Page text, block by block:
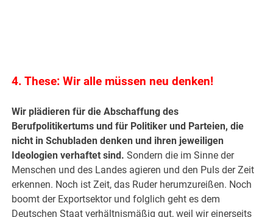
4. These: Wir alle müssen neu denken!
Wir plädieren für die Abschaffung des
Berufpolitikertums und für Politiker und Parteien, die
nicht in Schubladen denken und ihren jeweiligen
Ideologien verhaftet sind. Sondern die im Sinne der
Menschen und des Landes agieren und den Puls der Zeit
erkennen. Noch ist Zeit, das Ruder herumzureißen. Noch
boomt der Exportsektor und folglich geht es dem
Deutschen Staat verhältnismäßig gut, weil wir einerseits